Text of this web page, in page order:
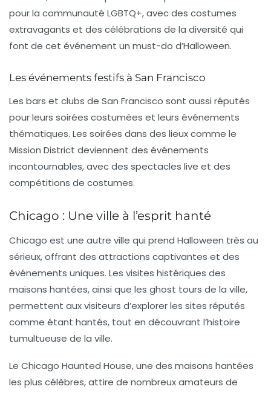
pour la communauté LGBTQ+, avec des costumes
extravagants et des célébrations de la diversité qui
font de cet événement un must-do d’Halloween.
Les événements festifs à San Francisco
Les bars et clubs de San Francisco sont aussi réputés
pour leurs soirées costumées et leurs événements
thématiques. Les soirées dans des lieux comme le
Mission District deviennent des événements
incontournables, avec des spectacles live et des
compétitions de costumes.
Chicago : Une ville à l’esprit hanté
Chicago est une autre ville qui prend Halloween très au
sérieux, offrant des attractions captivantes et des
événements uniques. Les visites histériques des
maisons hantées, ainsi que les ghost tours de la ville,
permettent aux visiteurs d’explorer les sites réputés
comme étant hantés, tout en découvrant l’histoire
tumultueuse de la ville.
Le Chicago Haunted House, une des maisons hantées
les plus célèbres, attire de nombreux amateurs de